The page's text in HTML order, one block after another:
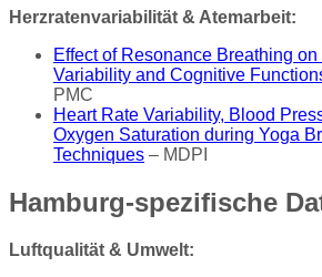
Herzratenvariabilität & Atemarbeit:
Effect of Resonance Breathing
Variability and Cognitive
PMC
Heart Rate Variability, Blood
Oxygen Saturation during Yoga
Techniques – MDPI
Hamburg-spezifische
Luftqualität & Umwelt: